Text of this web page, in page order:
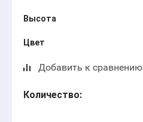
Высота
Цвет
Добавить к сравнению
Количество: